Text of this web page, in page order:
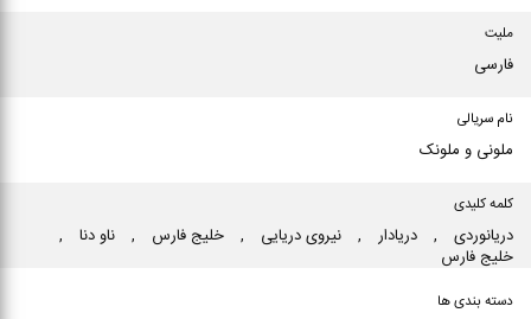
ملیت
فارسی
نام سریالی
ملونی و ملونک
کلمه کلیدی
دریانوردی , دریادار , نیروی دریایی , خلیج فارس , ناو دنا
,
خلیج فارس
دسته بندی ها